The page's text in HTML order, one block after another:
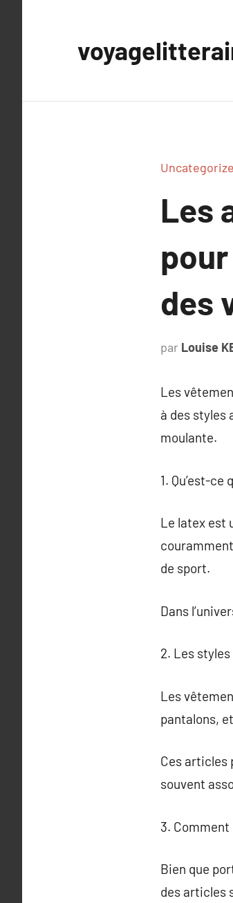
Les
des
par Louise
Les
à des styles
moulante.
1. Qu’est-ce
Le latex est
de sport.
Dans
2. Les
Les
pantalons,
Ces articles
souvent
3.
Bien que
des articles